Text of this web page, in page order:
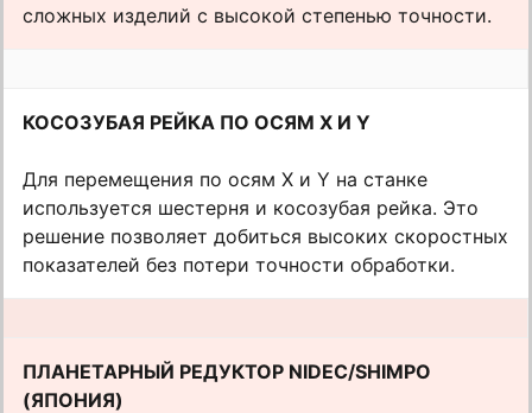
сложных изделий с высокой степенью точности.
КОСОЗУБАЯ РЕЙКА ПО ОСЯМ X И Y
Для перемещения по осям Х и Y на станке
используется шестерня и косозубая рейка. Это
решение позволяет добиться высоких скоростных
показателей без потери точности обработки.
ПЛАНЕТАРНЫЙ РЕДУКТОР NIDEC/SHIMPO
(ЯПОНИЯ)